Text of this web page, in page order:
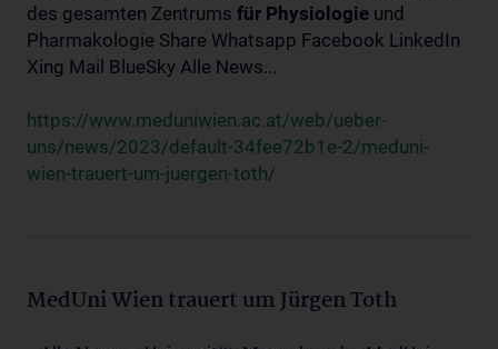
des gesamten Zentrums für Physiologie und
Pharmakologie Share Whatsapp Facebook LinkedIn
Xing Mail BlueSky Alle News...
https://www.meduniwien.ac.at/web/ueber-
uns/news/2023/default-34fee72b1e-2/meduni-
wien-trauert-um-juergen-toth/
MedUni Wien trauert um Jürgen Toth